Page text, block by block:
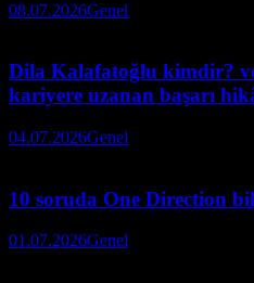
08.07.2026Genel
Dila Kalafatoğlu kimdir?
kariyere uzanan başarı
04.07.2026Genel
10 soruda One Direction
01.07.2026Genel